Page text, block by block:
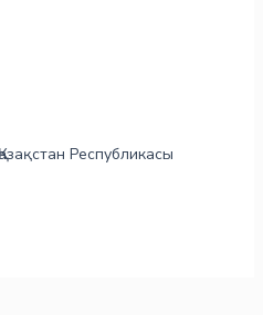
Республикасы